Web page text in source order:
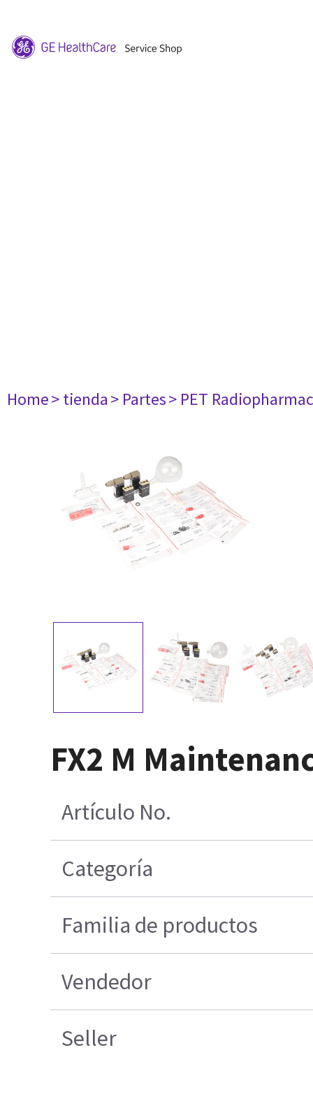
Home> tienda> Partes> PET
FX2 M
Artículo No.
Categoría
Familia de productos
Vendedor
Seller